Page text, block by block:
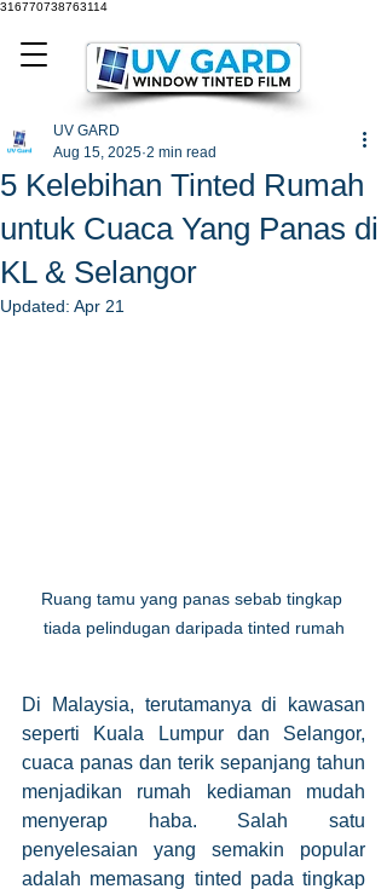
316770738763114
5 Kelebihan Tinted Rumah
untuk Cuaca Yang Panas di
KL & Selangor
UV GARD
Aug 15, 2025 2 min read
Updated: Apr 21
Ruang tamu yang panas sebab tingkap
tiada pelindugan daripada tinted rumah
Di Malaysia, terutamanya di kawasan
seperti Kuala Lumpur dan Selangor,
cuaca panas dan terik sepanjang tahun
menjadikan rumah kediaman mudah
menyerap haba. Salah satu
penyelesaian yang semakin popular
adalah memasang tinted pada tingkap